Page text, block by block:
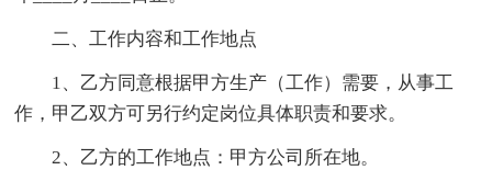
二、工作内容和工作地点
1、乙方同意根据甲方生产（工作）需要，从事工
作，甲乙双方可另行约定岗位具体职责和要求。
2、乙方的工作地点：甲方公司所在地。